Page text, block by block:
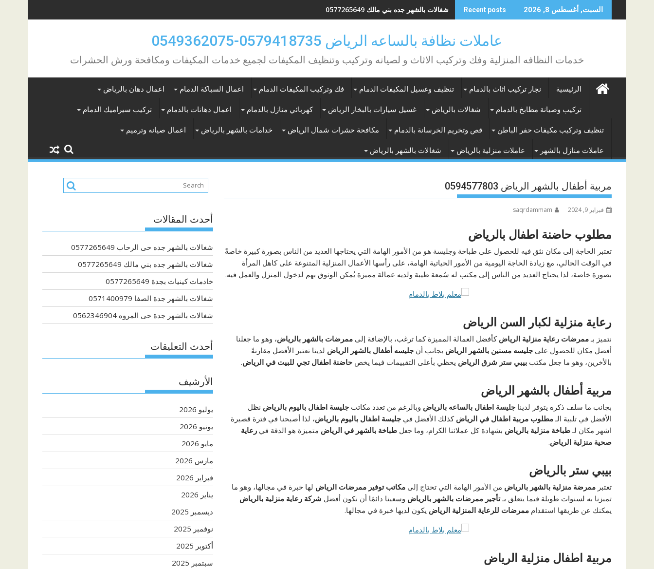
to
السبت, أغسطس 8, 2026 Recent posts شغالات بالشهر جده بني مالك 0577265649
عاملات نظافة بالساعه الرياض 0579418735-0549362075
خدمات النظافه المنزلية وفك وتركيب الاثاث و لصيانه وتركيب وتنظيف المكيفات لجميع خدمات المكيفات ومكافحة ورش الحشرات
الرئيسية نجار تركيب اثاث بالدمام تنظيف وغسيل المكيفات الدمام فك وتركيب المكيفات الدمام اعمال السباكة الدمام اعمال دهان بالرياض
تركيب وصيانة مطابخ بالدمام شغالات بالرياض غسيل سيارات بالبخار الرياض كهربائي منازل بالدمام اعمال دهانات بالدمام تركيب سيراميك الدمام
تنظيف وتركيب مكيفات حفر الباطن قص وتخريم الخرسانة بالدمام مكافحة حشرات شمال الرياض خدامات بالشهر بالرياض اعمال صيانه وترميم
عاملات منازل بالشهر عاملات منزلية بالرياض شغالات بالشهر بالرياض
مربية أطفال بالشهر الرياض 0594577803
فبراير 9, 2024 saqrdammam
مطلوب حاضنة اطفال بالرياض
تعتبر الحاجة إلى مكان نثق فيه للحصول على طباخة وجليسة هو من الأمور الهامة التي يحتاجها العديد من الناس بصورة كبيرة خاصةً
في الوقت الحالي، مع زيادة الحاجة اليومية من الأمور الحياتية الهامة، على رأسها الأعمال المنزلية المتنوعة على كاهل المرأة
بصورة خاصة، لذا يحتاج العديد من الناس إلى مكتب له سُمعة طيبة ولديه عمالة مميزة يُمكن الوثوق بهم لدخول المنزل والعمل فيه.
رعاية منزلية لكبار السن الرياض
نتميز بـممرضات رعاية منزلية الرياضكأفضل العمالة المميزة كما ترغب، بالإضافة إلى ممرضات بالشهر بالرياض، وهو ما جعلنا
أفضل مكان للحصول على جليسه مسنين بالشهر الرياض بجانب أن جليسه أطفال بالشهر الرياض لدينا تعتبر الأفضل مقارنةً
بالأخرين، وهو ما جعل مكتب بيبي ستر شرق الرياض يحظي بأعلى التقييمات فيما يخص حاضنة اطفال تجي للبيت في الرياض.
مربية أطفال بالشهر الرياض
بجانب ما سلف ذكره يتوفر لدينا جليسة اطفال بالساعه بالرياض وبالرغم من تعدد مكاتب جليسة اطفال باليوم بالرياض نظل
الأفضل في تلبية الـمطلوب مربية اطفال في الرياض كذلك الأفضل في جليسة اطفال باليوم بالرياض، لذا أصبحنا في فترة قصيرة
اشهر مكان لـطباخة منزلية بالرياض بشهادة كل عملائنا الكرام، وما جعل طباخة بالشهر في الرياض متميزة هو الدقة في رعاية
صحية منزلية الرياض.
بيبي ستر بالرياض
تعتبر ممرضة منزلية بالشهر بالرياض من الأمور الهامة التي تحتاج إلى مكاتب توفير ممرضات الرياض لها خبرة في مجالها، وهو ما
تميزنا به لسنوات طويلة فيما يتعلق بـتأجير ممرضات بالشهر بالرياض وسعينا دائمًا أن نكون أفضل شركة رعاية منزلية بالرياض
يمكنك عن طريقها استقدام ممرضات للرعاية المنزلية الرياض يكون لديها خبرة في مجالها.
مربية اطفال منزلية الرياض
أحدث المقالات
شغالات بالشهر جده حى الرحاب 0577265649
شغالات بالشهر جده بني مالك 0577265649
خادمات كينيات بجدة 0577265649
شغالات بالشهر جدة الصفا 0571400979
شغالات بالشهر جدة حى المروه 0562346904
أحدث التعليقات
الأرشيف
يوليو 2026
يونيو 2026
مايو 2026
مارس 2026
فبراير 2026
يناير 2026
ديسمبر 2025
نوفمبر 2025
أكتوبر 2025
سبتمبر 2025